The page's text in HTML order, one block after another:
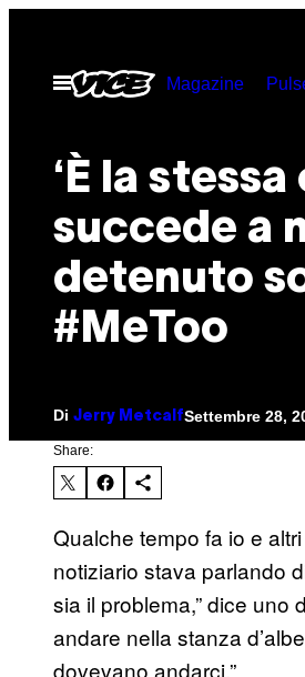
contenuto
Apri
Magazine
‘È la
succede a
detenuto
#MeToo
Di Jerry MetcalfSettembre 28,
Share:
Qualche tempo fa io e
notiziario stava parlando
sia il problema,” dice uno
andare nella stanza
dovevano andarci.”